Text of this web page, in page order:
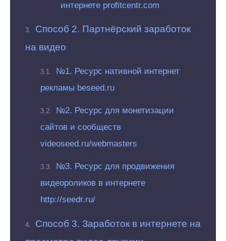
интернете profitcentr.com
Способ 2. Партнёрский заработок
на видео
№1. Ресурс нативной интернет
рекламы beseed.ru
№2. Ресурс для монетизации
сайтов и сообществ
videoseed.ru/webmasters
№3. Ресурс для продвижения
видеороликов в интернете
http://seedr.ru/
Способ 3. Заработок в интернете на